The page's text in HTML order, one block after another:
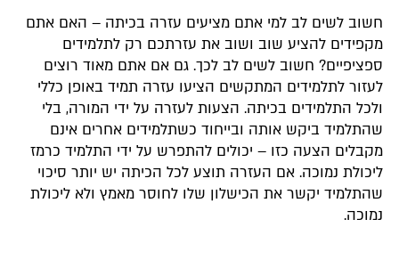
חשוב לשים לב למי אתם מציעים עזרה בכיתה – האם אתם
מקפידים להציע שוב ושוב את עזרתכם רק לתלמידים
ספציפיים? חשוב לשים לב לכך. גם אם אתם מאוד רוצים
לעזור לתלמידים המתקשים הציעו עזרה תמיד באופן כללי
ולכל התלמידים בכיתה. הצעות לעזרה על ידי המורה, בלי
שהתלמיד ביקש אותה ובייחוד כשתלמידים אחרים אינם
מקבלים הצעה כזו – יכולים להתפרש על ידי התלמיד כרמז
ליכולת נמוכה. אם העזרה תוצע לכל הכיתה יש יותר סיכוי
שהתלמיד יקשר את הכישלון שלו לחוסר מאמץ ולא ליכולת
נמוכה.